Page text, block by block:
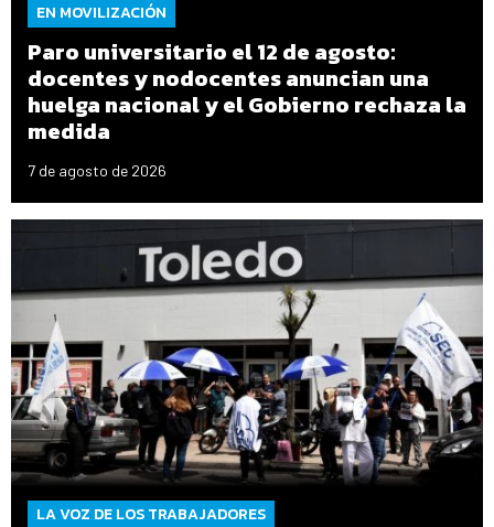
EN MOVILIZACIÓN
Paro universitario el 12 de agosto:
docentes y nodocentes anuncian una
huelga nacional y el Gobierno rechaza la
medida
7 de agosto de 2026
LA VOZ DE LOS TRABAJADORES